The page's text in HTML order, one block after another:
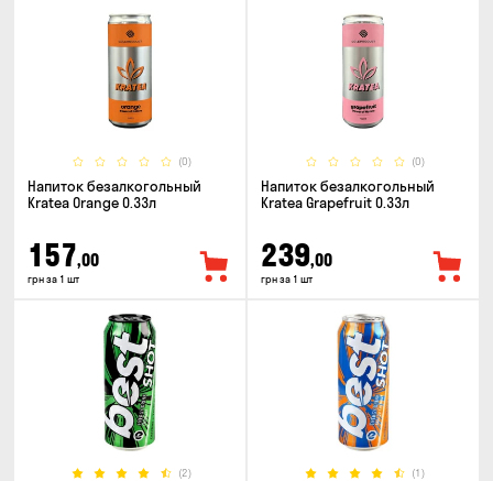
(0)
Напиток безалкогольный
Kratea Orange 0.33л
157,00
грн за 1 шт
(0)
Напиток безалкогольный
Kratea Grapefruit 0.33л
239,00
грн за 1 шт
(2) (1)